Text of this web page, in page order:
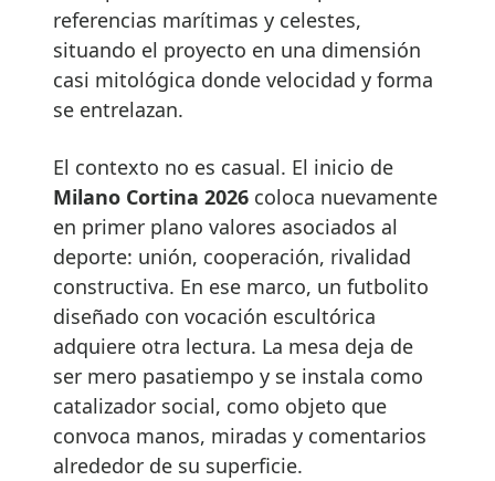
referencias marítimas y celestes,
situando el proyecto en una dimensión
casi mitológica donde velocidad y forma
se entrelazan.
El contexto no es casual. El inicio de
Milano Cortina 2026 coloca nuevamente
en primer plano valores asociados al
deporte: unión, cooperación, rivalidad
constructiva. En ese marco, un futbolito
diseñado con vocación escultórica
adquiere otra lectura. La mesa deja de
ser mero pasatiempo y se instala como
catalizador social, como objeto que
convoca manos, miradas y comentarios
alrededor de su superficie.